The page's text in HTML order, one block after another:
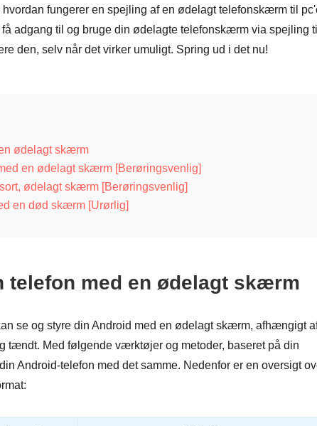
fungerer en spejling af en ødelagt telefonskærm til
adgang til og bruge din ødelagte telefonskærm via spejling
den, selv når det virker umuligt. Spring ud i det nu!
ødelagt skærm
en ødelagt skærm [Berøringsvenlig]
ødelagt skærm [Berøringsvenlig]
en død skærm [Urørlig]
telefon med en ødelagt skærm
se og styre din Android med en ødelagt skærm, afhængigt
tændt. Med følgende værktøjer og metoder, baseret på din
Android-telefon med det samme. Nedenfor er en oversigt